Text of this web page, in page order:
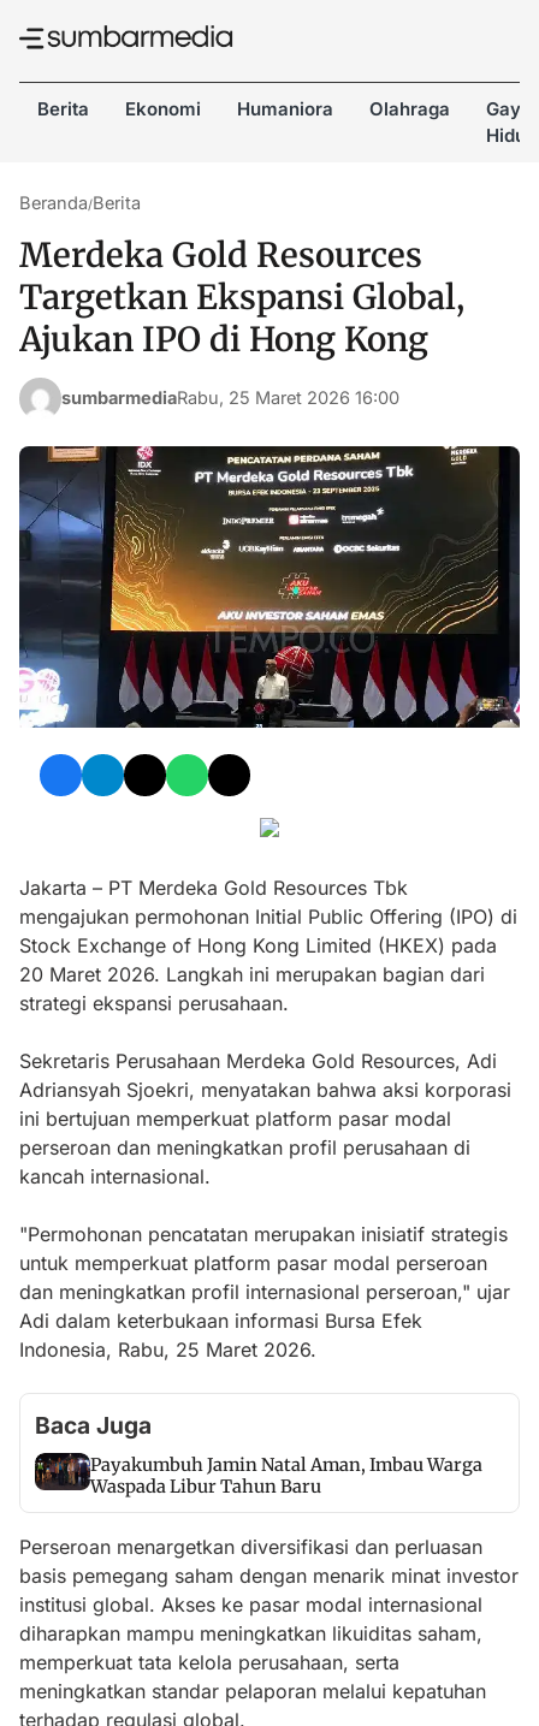
Berita Ekonomi Humaniora Olahraga
Gaya
Hidup
Beranda/Berita
Merdeka Gold Resources
Targetkan Ekspansi Global,
Ajukan IPO di Hong Kong
sumbarmediaRabu, 25 Maret 2026 16:00
Jakarta – PT Merdeka Gold Resources Tbk
mengajukan permohonan Initial Public Offering (IPO) di
Stock Exchange of Hong Kong Limited (HKEX) pada
20 Maret 2026. Langkah ini merupakan bagian dari
strategi ekspansi perusahaan.
Sekretaris Perusahaan Merdeka Gold Resources, Adi
Adriansyah Sjoekri, menyatakan bahwa aksi korporasi
ini bertujuan memperkuat platform pasar modal
perseroan dan meningkatkan profil perusahaan di
kancah internasional.
"Permohonan pencatatan merupakan inisiatif strategis
untuk memperkuat platform pasar modal perseroan
dan meningkatkan profil internasional perseroan," ujar
Adi dalam keterbukaan informasi Bursa Efek
Indonesia, Rabu, 25 Maret 2026.
Baca Juga
Payakumbuh Jamin Natal Aman, Imbau Warga
Waspada Libur Tahun Baru
Perseroan menargetkan diversifikasi dan perluasan
basis pemegang saham dengan menarik minat investor
institusi global. Akses ke pasar modal internasional
diharapkan mampu meningkatkan likuiditas saham,
memperkuat tata kelola perusahaan, serta
meningkatkan standar pelaporan melalui kepatuhan
terhadap regulasi global.